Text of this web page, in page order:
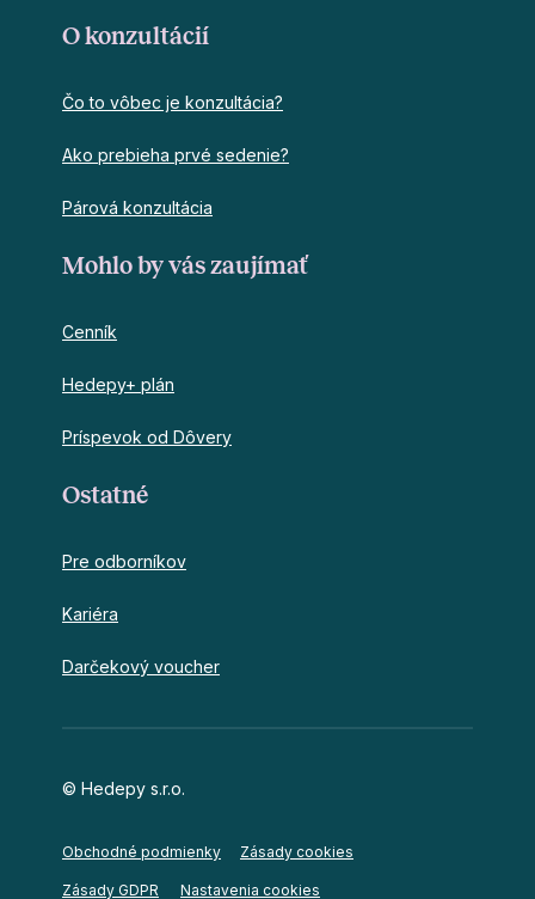
O konzultácií
Čo to vôbec je konzultácia?
Ako prebieha prvé sedenie?
Párová konzultácia
Mohlo by vás zaujímať
Cenník
Hedepy+ plán
Príspevok od Dôvery
Ostatné
Pre odborníkov
Kariéra
Darčekový voucher
© Hedepy s.r.o.
Obchodné podmienky Zásady cookies
Zásady GDPR Nastavenia cookies